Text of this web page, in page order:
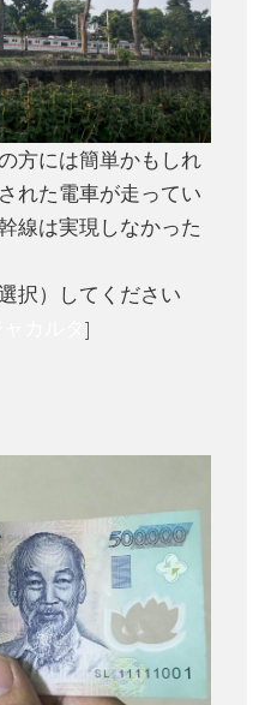
方には簡単かもしれ
れた電車が走ってい
線は実現しなかった
択）してください
]